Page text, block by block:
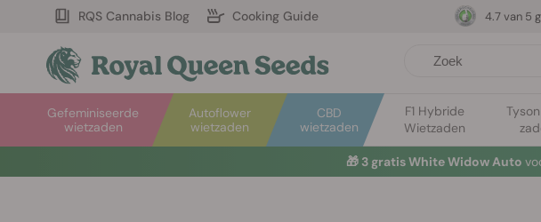
RQS Cannabis Blog Cooking Guide
Autoflower
wietzaden
Gefeminiseerde
wietzaden
CBD
wietzaden
F1 Hybride
Wietzaden
4.7 van 5
🎁 3 gratis White Widow Auto